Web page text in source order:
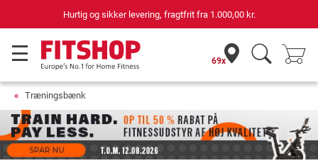
Hurtig og sikker levering, fragtfrit fra 1.000,00 kr.
69x
Træningsbænk